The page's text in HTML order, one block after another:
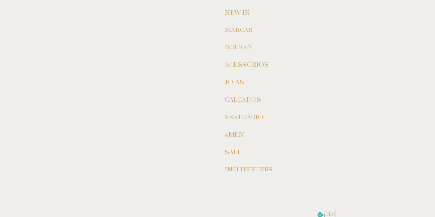
NEW IN
MARCAS
BOLSAS
ACESSÓRIOS
JÓIAS
CALÇADOS
VESTUÁRIO
4MEN
SALE
INFLUENCERS